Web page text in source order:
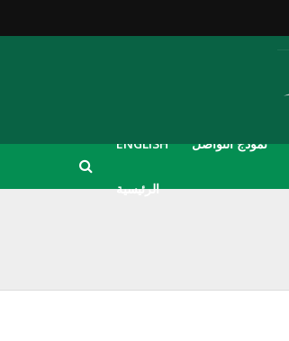
ENGLISH نموذج التواصل
الرئيسية